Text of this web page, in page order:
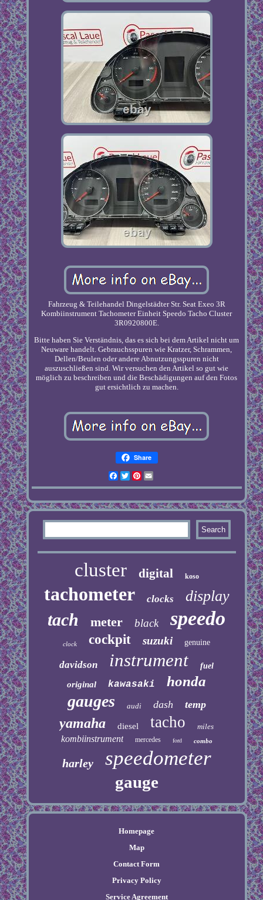
Fahrzeug & Teilehandel Dingelstädter Str. Seat Exeo 3R
Kombiinstrument Tachometer Einheit Speedo Tacho Cluster
3R0920800E.
Bitte haben Sie Verständnis, das es sich bei dem Artikel nicht um
Neuware handelt. Gebrauchsspuren wie Kratzer, Schrammen,
Dellen/Beulen oder andere Abnutzungsspuren nicht
auszuschließen sind. Wir versuchen den Artikel so gut wie
möglich zu beschreiben und die Beschädigungen auf den Fotos
gut ersichtlich zu machen.
Share
Facebook
TwitterPinterest
cluster digital koso
tachometer clocks display
tach meter black speedo
clock cockpit suzuki genuine
davidson instrument fuel
original kawasaki honda
gauges audi dash temp
yamaha diesel tacho miles
kombiinstrument mercedes ford combo
harley speedometer
gauge
Homepage
Map
Contact Form
Privacy Policy
Service Agreement